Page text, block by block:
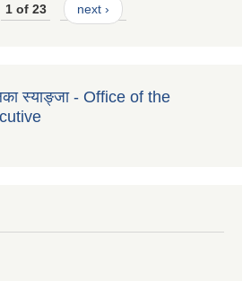
1 of 23 next ›
स्याङ्जा - Office of the